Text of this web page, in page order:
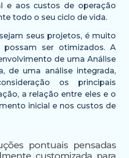
e aos custos de operação
todo o seu ciclo de vida.
seus projetos, é muito
possam ser otimizados. A
de uma Análise
de uma análise integrada,
os principais
a relação entre eles e o
inicial e nos custos de
pontuais pensadas